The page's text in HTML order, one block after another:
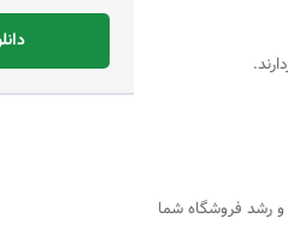
رشد فروشگاه شما